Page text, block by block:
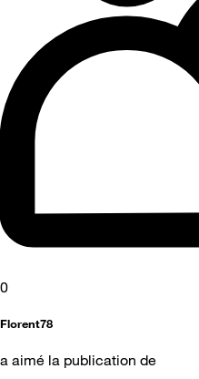
0
Florent78
a aimé la publication de